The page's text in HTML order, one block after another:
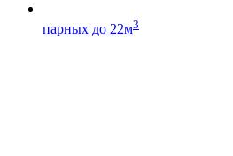
парных до 22м3